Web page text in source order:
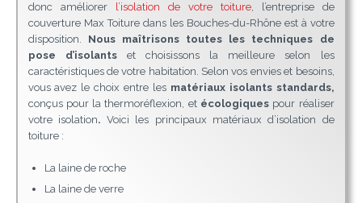
donc améliorer l’isolation de votre toiture, l’entreprise de
couverture Max Toiture dans les Bouches-du-Rhône est à votre
disposition. Nous maîtrisons toutes les techniques de
pose d’isolantset choisissons la meilleure selon les
caractéristiques de votre habitation. Selon vos envies et besoins,
vous avez le choix entre les matériaux isolants standards,
conçus pour la thermoréflexion, et écologiquespour réaliser
votre isolation. Voici les principaux matériaux d’isolation de
toiture :
La laine de roche
La laine de verre